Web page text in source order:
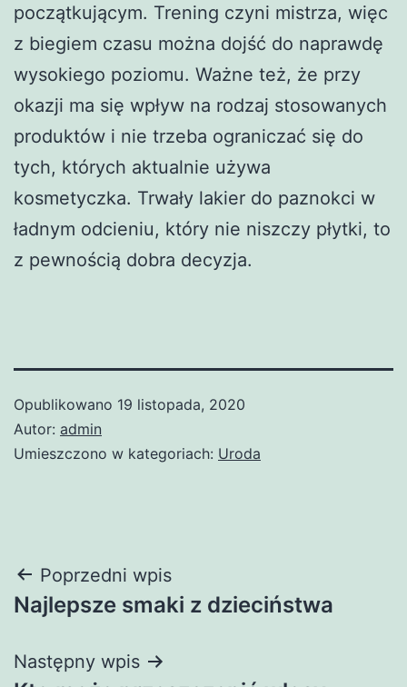
początkującym. Trening czyni mistrza, więc
z biegiem czasu można dojść do naprawdę
wysokiego poziomu. Ważne też, że przy
okazji ma się wpływ na rodzaj stosowanych
produktów i nie trzeba ograniczać się do
tych, których aktualnie używa
kosmetyczka. Trwały lakier do paznokci w
ładnym odcieniu, który nie niszczy płytki, to
z pewnością dobra decyzja.
Opublikowano 19 listopada, 2020
Autor: admin
Umieszczono w kategoriach: Uroda
Nawigacja
wpisu
Poprzedni wpis
Najlepsze smaki z dzieciństwa
Następny wpis